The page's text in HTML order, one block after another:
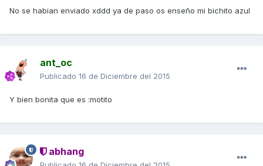
No se habian enviado xddd ya de paso os enseño mi bichito azul
ant_oc
Publicado 16 de Diciembre del 2015
Y bien bonita que es :motito
abhang